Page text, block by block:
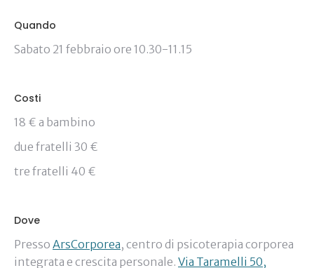
Quando
Sabato 21 febbraio ore 10.30-11.15
Costi
18 € a bambino
due fratelli 30 €
tre fratelli 40 €
Dove
Presso ArsCorporea, centro di psicoterapia corporea
integrata e crescita personale. Via Taramelli 50,